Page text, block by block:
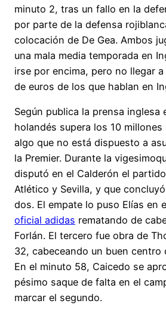
minuto 2, tras un fallo en la
por parte de la defensa
colocación de De Gea. Ambos
una mala media temporada en
irse por encima, pero no llegar
de euros de los que hablan en
Según publica la prensa inglesa
holandés supera los 10 millones
algo que no está dispuesto a
la Premier. Durante la
disputó en el Calderón el
Atlético y Sevilla, y que
dos. El empate lo puso Elías en
oficial adidas rematando de
Forlán. El tercero fue obra de
32, cabeceando un buen centro
En el minuto 58, Caicedo se
pésimo saque de falta en el
marcar el segundo.